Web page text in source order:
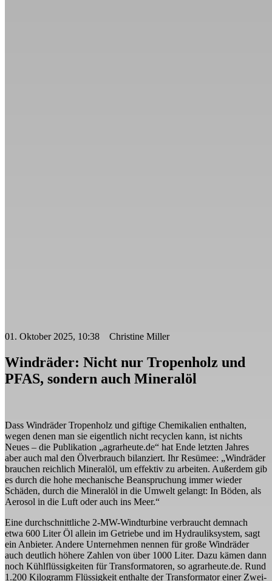
01. Oktober 2025, 10:38 Christine Miller
Windräder: Nicht nur Tropenholz und
PFAS, sondern auch Mineralöl
Dass Windräder Tropenholz und giftige Chemikalien enthalten,
wegen denen man sie eigentlich nicht recyclen kann, ist nichts
Neues – die Publikation „agrarheute.de“ hat Ende letzten Jahres
aber auch mal den Ölverbrauch bilanziert. Ihr Resümee: „Windräder
brauchen reichlich Mineralöl, um effektiv zu arbeiten. Außerdem gib
es durch die hohe mechanische Beanspruchung immer wieder
Schäden, durch die Mineralöl in die Umwelt gelangt: In Böden, als
Aerosol in die Luft oder auch ins Meer.“
Eine durchschnittliche 2-MW-Windturbine verbraucht demnach
etwa 600 Liter Öl allein im Getriebe und im Hydrauliksystem, sagt
ein Anbieter. Andere Unternehmen nennen für große Windräder
auch deutlich höhere Zahlen von über 1000 Liter. Dazu kämen dann
noch Kühlflüssigkeiten für Transformatoren, so agrarheute.de. Rund
1.200 Kilogramm Flüssigkeit enthalte der Transformator einer Zwei-